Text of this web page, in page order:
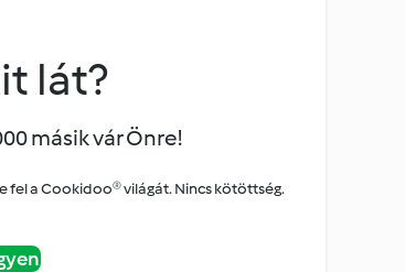
lát?
másik vár Önre!
fel a Cookidoo® világát. Nincs kötöttség.